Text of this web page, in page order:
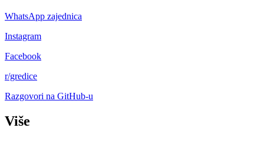
WhatsApp zajednica
Instagram
Facebook
r/gredice
Razgovori na GitHub-u
Više